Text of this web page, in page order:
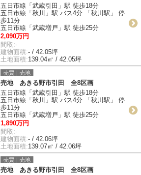
五日市線「武蔵引田」駅 徒歩18分
五日市線「秋川」駅 バス4分 「秋川駅」 停
歩11分
五日市線「武蔵増戸」駅 徒歩25分
2,090万円
間取:-
建物面積:- / 42.05坪
土地面積:139.04㎡ / 42.05坪
売買｜売地
売地 あきる野市引田 全8区画
五日市線「武蔵引田」駅 徒歩18分
五日市線「秋川」駅 バス4分 「秋川駅」 停
歩11分
五日市線「武蔵増戸」駅 徒歩25分
1,890万円
間取:-
建物面積:- / 42.06坪
土地面積:139.07㎡ / 42.06坪
売買｜売地
売地 あきる野市引田 全8区画